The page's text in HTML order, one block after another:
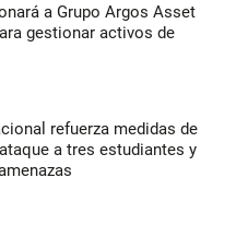
a Grupo Argos Asset
gestionar activos de
refuerza medidas de
a tres estudiantes y